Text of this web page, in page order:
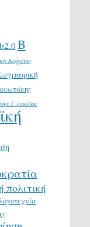
Β
Αρχαίας
Γ λυκείου
πολιτική